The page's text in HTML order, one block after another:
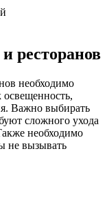
ресторанов
необходимо
освещенность,
Важно выбирать
сложного ухода
необходимо
не вызывать